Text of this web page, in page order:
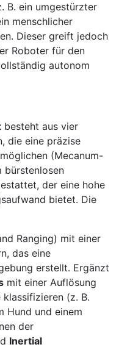
B. ein umgestürzter
menschlicher
Dieser greift jedoch
Roboter für den
autonom
besteht aus vier
die eine präzise
(Mecanum-
bürstenlosen
der eine hohe
bietet. Die
Ranging) mit einer
das eine
erstellt. Ergänzt
mit einer Auflösung
(z. B.
Hund und einem
der
Inertial